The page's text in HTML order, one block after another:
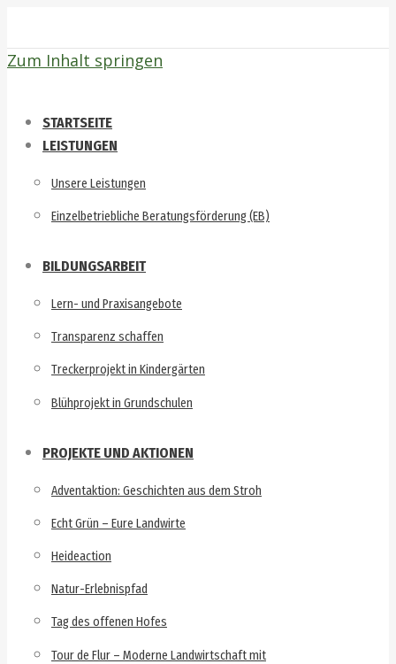
Zum Inhalt springen
STARTSEITE
LEISTUNGEN
Unsere Leistungen
Einzelbetriebliche Beratungsförderung (EB)
BILDUNGSARBEIT
Lern- und Praxisangebote
Transparenz schaffen
Treckerprojekt in Kindergärten
Blühprojekt in Grundschulen
PROJEKTE UND AKTIONEN
Adventaktion: Geschichten aus dem Stroh
Echt Grün – Eure Landwirte
Heideaction
Natur-Erlebnispfad
Tag des offenen Hofes
Tour de Flur – Moderne Landwirtschaft mit